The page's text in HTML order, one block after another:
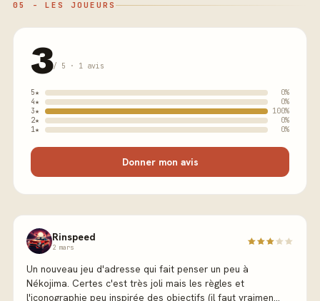
05 - LES JOUEURS
3/ 5 · 1 avis
5★
0%
4★
0%
3★
100%
2★
0%
1★
0%
Donner mon avis
Rinspeed
2 mars
Un nouveau jeu d'adresse qui fait penser un peu à
Nékojima. Certes c'est très joli mais les règles et
l'iconographie peu inspirée des objectifs (il faut vraimen...